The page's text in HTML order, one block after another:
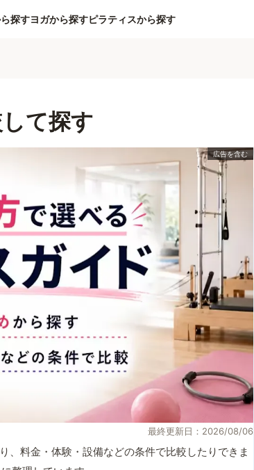
探すヨガから探すピラティスから探す
て探す
最終更新日：2026/08/06
、料金・体験・設備などの条件で比較したりできま